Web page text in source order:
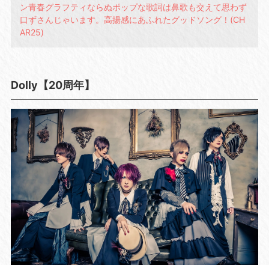
ン青春グラフティならぬポップな歌詞は鼻歌も交えて思わず
口ずさんじゃいます。高揚感にあふれたグッドソング！(CH
AR25)
Dolly【20周年】